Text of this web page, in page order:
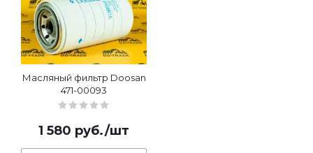
Масляный фильтр Doosan
471-00093
1 580 руб./шт